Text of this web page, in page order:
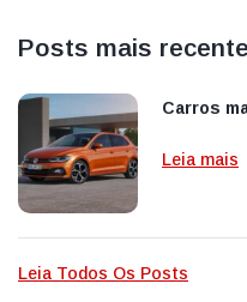
Posts mais
Carros
Leia mais
Leia Todos Os Posts